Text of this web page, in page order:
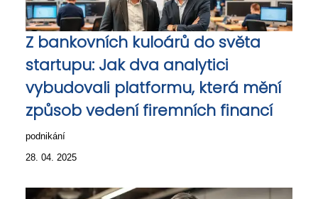
Z bankovních kuloárů do světa
startupu: Jak dva analytici
vybudovali platformu, která mění
způsob vedení firemních financí
podnikání
28. 04. 2025